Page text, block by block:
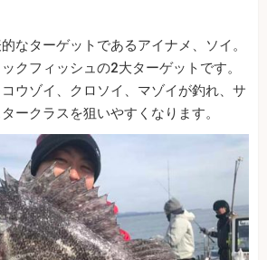
なターゲットであるアイナメ、ソイ。
クフィッシュの2大ターゲットです。
ウゾイ、クロソイ、マゾイが釣れ、サ
ークラスを狙いやすくなります。